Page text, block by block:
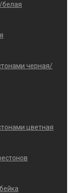
белая
черная/
цветная